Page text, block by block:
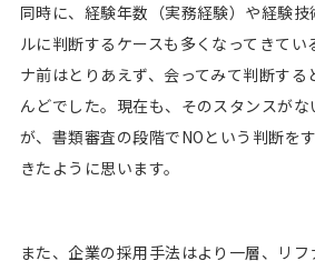
同時に、経験年数（実務経験）や経験技
ルに判断するケースも多くなってきてい
ナ前はとりあえず、会ってみて判断する
んどでした。現在も、そのスタンスが
が、書類審査の段階でNOという判断を
きたように思います。
また、企業の採用手法はより一層、リ